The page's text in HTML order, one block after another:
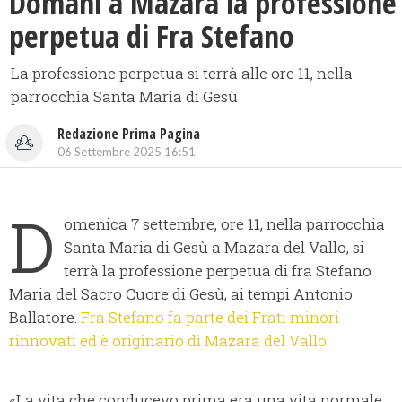
perpetua di Fra Stefano
La professione perpetua si terrà alle ore 11, nella
parrocchia Santa Maria di Gesù
Redazione Prima Pagina
06 Settembre 2025 16:51
D omenica 7 settembre, ore 11, nella parrocchia
Santa Maria di Gesù a Mazara del Vallo, si
terrà la professione perpetua di fra Stefano
Maria del Sacro Cuore di Gesù, ai tempi Antonio
Ballatore. Fra Stefano fa parte dei Frati minori
rinnovati ed è originario di Mazara del Vallo.